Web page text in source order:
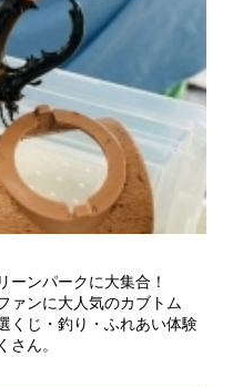
ーンパークに大集合！
ァンに大人気のカブトム
くじ・釣り・ふれあい体験
さん。